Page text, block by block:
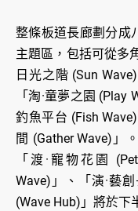
整條板道長廊劃分成
主題區，包括可從多
日光之階 (Sun
「淘·童夢之園
釣魚平台 (Fish
間 (Gather Wave)」
「渡·寵物花園
Wave)」、「演·藝
(Wave Hub)」將於下